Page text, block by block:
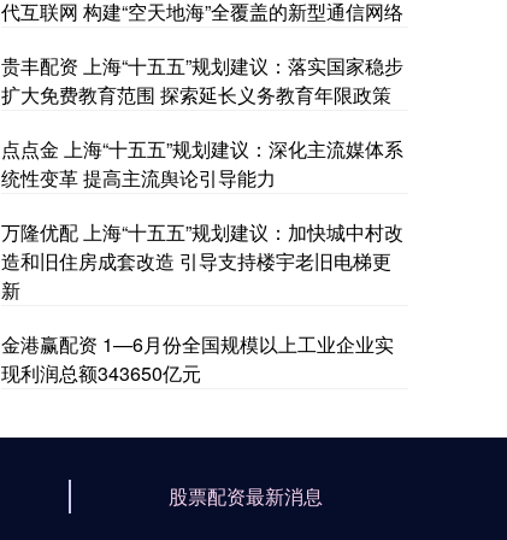
代互联网 构建“空天地海”全覆盖的新型通信网络
贵丰配资 上海“十五五”规划建议：落实国家稳步
扩大免费教育范围 探索延长义务教育年限政策
点点金 上海“十五五”规划建议：深化主流媒体系
统性变革 提高主流舆论引导能力
万隆优配 上海“十五五”规划建议：加快城中村改
造和旧住房成套改造 引导支持楼宇老旧电梯更
新
金港赢配资 1—6月份全国规模以上工业企业实
现利润总额343650亿元
股票配资最新消息